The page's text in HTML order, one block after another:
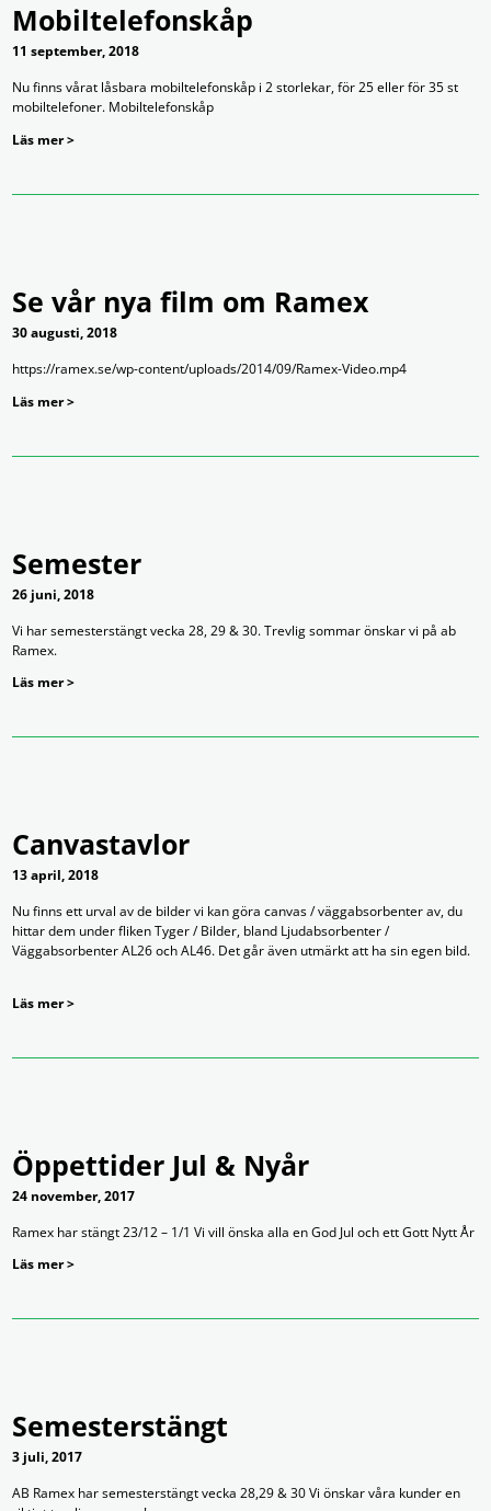
Mobiltelefonskåp
11 september, 2018
Nu finns vårat låsbara mobiltelefonskåp i 2 storlekar, för 25 eller för 35 st
mobiltelefoner. Mobiltelefonskåp
Läs mer >
Se vår nya film om Ramex
30 augusti, 2018
https://ramex.se/wp-content/uploads/2014/09/Ramex-Video.mp4
Läs mer >
Semester
26 juni, 2018
Vi har semesterstängt vecka 28, 29 & 30. Trevlig sommar önskar vi på ab
Ramex.
Läs mer >
Canvastavlor
13 april, 2018
Nu finns ett urval av de bilder vi kan göra canvas / väggabsorbenter av, du
hittar dem under fliken Tyger / Bilder, bland Ljudabsorbenter /
Väggabsorbenter AL26 och AL46. Det går även utmärkt att ha sin egen bild.
Läs mer >
Öppettider Jul & Nyår
24 november, 2017
Ramex har stängt 23/12 – 1/1 Vi vill önska alla en God Jul och ett Gott Nytt År
Läs mer >
Semesterstängt
3 juli, 2017
AB Ramex har semesterstängt vecka 28,29 & 30 Vi önskar våra kunder en